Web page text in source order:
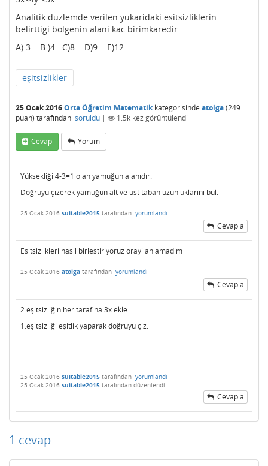
Analitik duzlemde verilen yukaridaki esitsizliklerin
belirttigi bolgenin alani kac birimkaredir
A) 3 B )4 C)8 D)9 E)12
eşitsizlikler
25 Ocak 2016Orta Öğretim Matematikkategorisinde atolga(249
puan) tarafından soruldu | 1.5k kez görüntülendi
Cevap Yorum
Yüksekliği 4-3=1 olan yamuğun alanıdır.
Doğruyu çizerek yamuğun alt ve üst taban uzunluklarını bul.
25 Ocak 2016 suitable2015 tarafından yorumlandı
Cevapla
Esitsizlikleri nasil birlestiriyoruz orayi anlamadim
25 Ocak 2016 atolga tarafından yorumlandı
Cevapla
2.eşitsizliğin her tarafına 3x ekle.
1.eşitsizliği eşitlik yaparak doğruyu çiz.
25 Ocak 2016 suitable2015 tarafından yorumlandı
25 Ocak 2016 suitable2015 tarafından düzenlendi
Cevapla
1 cevap